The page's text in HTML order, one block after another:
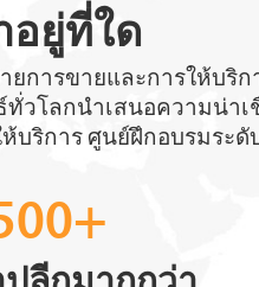
อยู่ที่ใด
การขายและการให้บริ
วโลกนำเสนอความน่า
บริการ ศูนย์ฝึกอบรมระ